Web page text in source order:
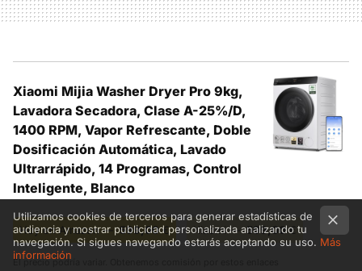
Xiaomi Mijia Washer Dryer Pro 9kg,
Lavadora Secadora, Clase A-25%/D,
1400 RPM, Vapor Refrescante, Doble
Dosificación Automática, Lavado
Ultrarrápido, 14 Programas, Control
Inteligente, Blanco
Hoy en Amazon — 599,00€ Xiaomi — 599,00€
El precio podría variar. Obtenemos comisión por estos enlaces
Utilizamos cookies de terceros para generar estadísticas de
audiencia y mostrar publicidad personalizada analizando tu
navegación. Si sigues navegando estarás aceptando su uso. Más
información